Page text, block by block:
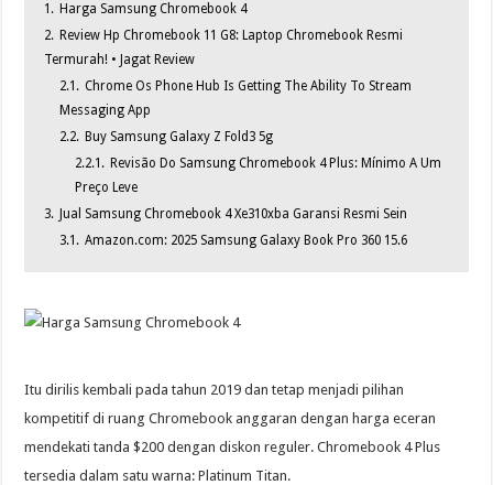
1. Harga Samsung Chromebook 4
2. Review Hp Chromebook 11 G8: Laptop Chromebook Resmi
Termurah! • Jagat Review
2.1. Chrome Os Phone Hub Is Getting The Ability To Stream
Messaging App
2.2. Buy Samsung Galaxy Z Fold3 5g
2.2.1. Revisão Do Samsung Chromebook 4 Plus: Mínimo A Um
Preço Leve
3. Jual Samsung Chromebook 4 Xe310xba Garansi Resmi Sein
3.1. Amazon.com: 2025 Samsung Galaxy Book Pro 360 15.6
Itu dirilis kembali pada tahun 2019 dan tetap menjadi pilihan
kompetitif di ruang Chromebook anggaran dengan harga eceran
mendekati tanda $200 dengan diskon reguler. Chromebook 4 Plus
tersedia dalam satu warna: Platinum Titan.